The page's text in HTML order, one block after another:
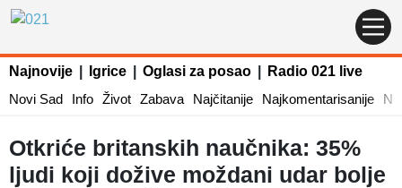
Najnovije Igrice Oglasi za posao
Radio 021 live
Novi Sad
Info Život Zabava Najčitanije Najkomentarisanije
Otkriće britanskih naučnika: 35%
ljudi koji dožive moždani udar bolje